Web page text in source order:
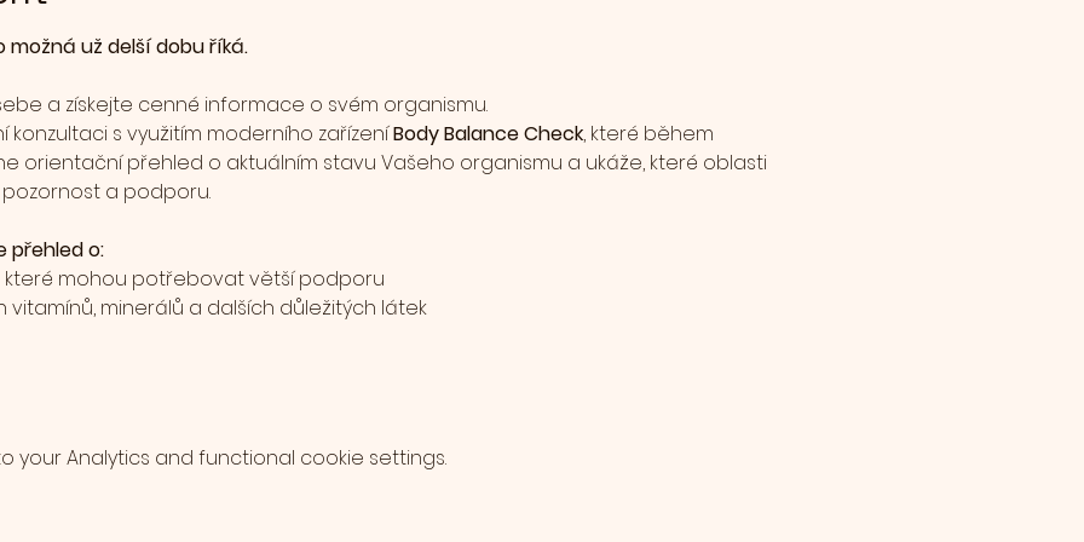
už delší dobu říká.
a získejte cenné informace o svém organismu.
konzultaci s využitím moderního zařízení Body Balance Check, které během
orientační přehled o aktuálním stavu Vašeho organismu a ukáže, které oblasti
a podporu.
přehled o:
které mohou potřebovat větší podporu
vitamínů, minerálů a dalších důležitých látek
your Analytics and functional cookie settings.